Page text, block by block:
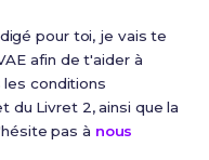
pour toi, je vais te
afin de t'aider à
conditions
du Livret 2, ainsi que la
pas à nous